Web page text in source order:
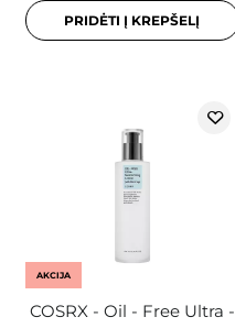
PRIDĖTI Į KREPŠELĮ
AKCIJA
COSRX - Oil - Free Ultra -